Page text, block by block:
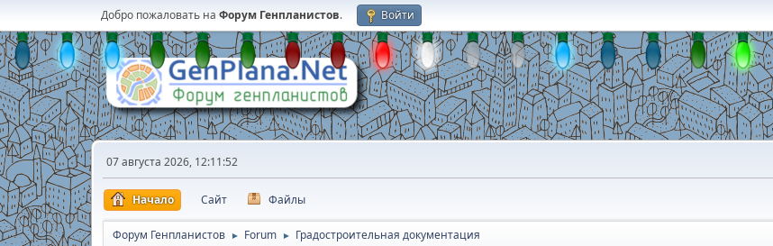
Добро пожаловать на Форум Генпланистов. Войти
07 августа 2026, 12:11:52
Начало Сайт Файлы
Форум Генпланистов ► Forum ► Градостроительная документация